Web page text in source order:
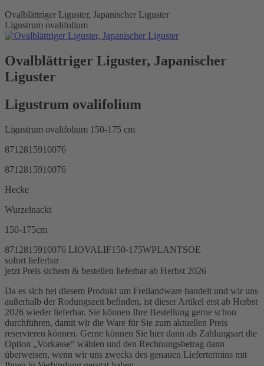
Ovalblättriger Liguster, Japanischer Liguster
Ligustrum ovalifolium
Ovalblättriger Liguster, Japanischer
Liguster
Ligustrum ovalifolium
Ligustrum ovalifolium 150-175 cm
8712815910076
8712815910076
Hecke
Wurzelnackt
150-175cm
8712815910076 LIOVALIF150-175WPLANTSOE
sofort lieferbar
jetzt Preis sichern & bestellen lieferbar ab Herbst 2026
Da es sich bei diesem Produkt um Freilandware handelt und wir uns
außerhalb der Rodungszeit befinden, ist dieser Artikel erst ab Herbst
2026 wieder lieferbar. Sie können Ihre Bestellung gerne schon
durchführen, damit wir die Ware für Sie zum aktuellen Preis
reservieren können. Gerne können Sie hier dann als Zahlungsart die
Option „Vorkasse“ wählen und den Rechnungsbetrag dann
überweisen, wenn wir uns zwecks des genauen Liefertermins mit